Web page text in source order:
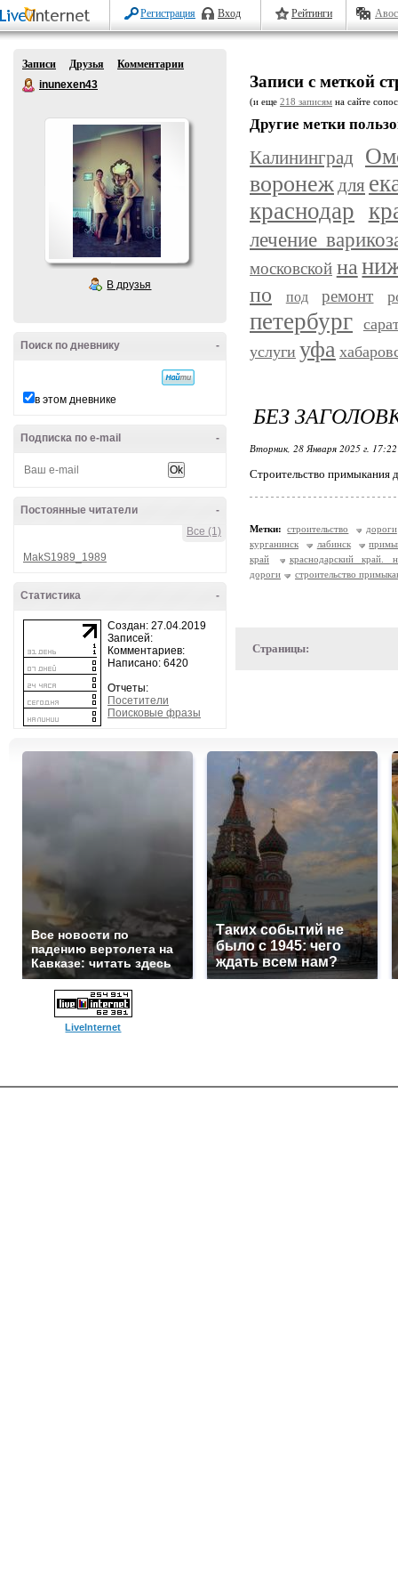
Регистрация Вход Рейтинги
Записи Друзья
Комментарии
inunexen43
В друзья
-
Поиск по дневнику
в этом дневнике
-
Подписка по e-mail
-
Постоянные читатели
Все (1)
MakS1989_1989
-
Статистика
Создан: 27.04.2019
Записей:
Комментариев:
Написано: 6420
Отчеты:
Посетители
Поисковые фразы
Записи с меткой
(и еще 218 записям на сайте
Другие метки
Калининград
воронеждля
краснодар
лечение
московской на
по под ремонт
петербург
услуги уфа
БЕЗ
Вторник, 28 Января 2025 г.
Строительство примыкания
Метки: строительство
дороги
курганинск
лабинск
край
краснодарский край.
дороги
строительство
Страницы:
Все новости по
падению вертолета на
Кавказе: читать здесь
Таких событий не
было с 1945: чего
ждать всем нам?
LiveInternet